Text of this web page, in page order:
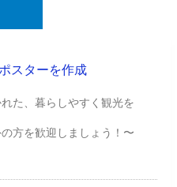
スターを作成
た、暮らしやすく観光を
方を歓迎しましょう！〜